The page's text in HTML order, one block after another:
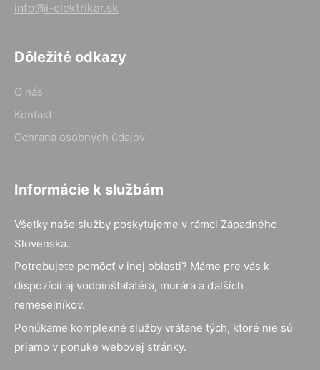
info@i-elektrikar.sk
Dôležité odkazy
O nás
Kontakt
Ochrana osobných údajov
Informácie k službám
Všetky naše služby poskytujeme v rámci Západného
Slovenska.
Potrebujete pomôcť v inej oblasti? Máme pre vás k
dispozícii aj vodoinštalatéra, murára a ďalších
remeselníkov.
Ponúkame komplexné služby vrátane tých, ktoré nie sú
priamo v ponuke webovej stránky.